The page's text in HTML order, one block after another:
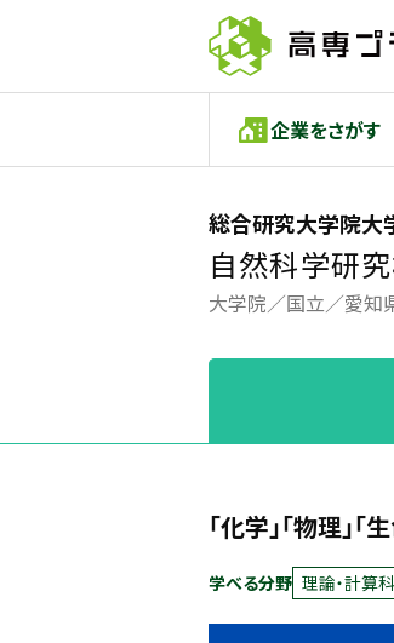
企業をさがす
総合研究大学院大
自然科学研
大学院 国立 愛知
「化学」「物理」「
学べる分野 理論・計算